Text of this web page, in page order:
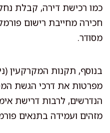
כמו רכישת דירה, קבלת
חכירה מחייבת רישום
מסודר.
מפרטות את דרכי הגשת
הנדרשים, לרבות דרישת
מזהים ועמידה בתנאים